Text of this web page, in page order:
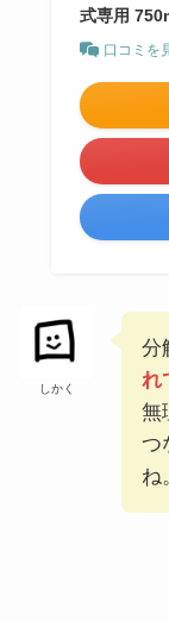
式専用
口コミを
しかく
分
れ
無
つ
ね